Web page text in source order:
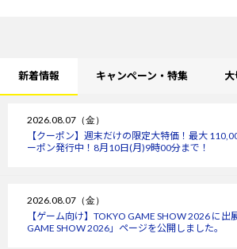
新着情報 キャンペーン・特集
2026.08.07（金）
【クーポン】週末だけの限定大特価！最大
ーポン発行中！8月10日(月)9時00分まで！
2026.08.07（金）
【ゲーム向け】TOKYO GAME SHOW 2026 に出
GAME SHOW 2026」ページを公開しました。